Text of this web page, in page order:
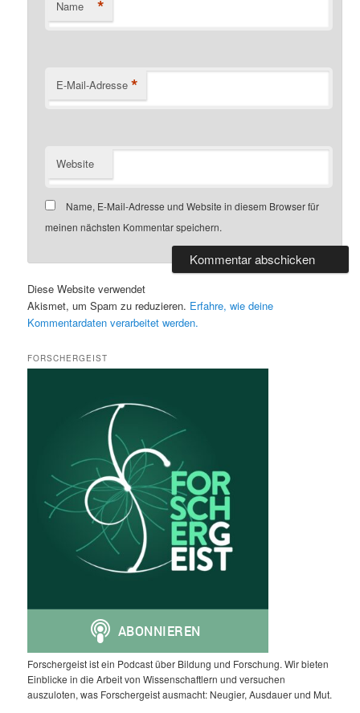
Name *
E-Mail-Adresse *
Website
Name, E-Mail-Adresse und Website in diesem Browser für
meinen nächsten Kommentar speichern.
Diese Website verwendet
Akismet, um Spam zu reduzieren. Erfahre, wie deine
Kommentardaten verarbeitet werden.
FORSCHERGEIST
Forschergeist ist ein Podcast über Bildung und Forschung. Wir bieten
Einblicke in die Arbeit von Wissenschaftlern und versuchen
auszuloten, was Forschergeist ausmacht: Neugier, Ausdauer und Mut.